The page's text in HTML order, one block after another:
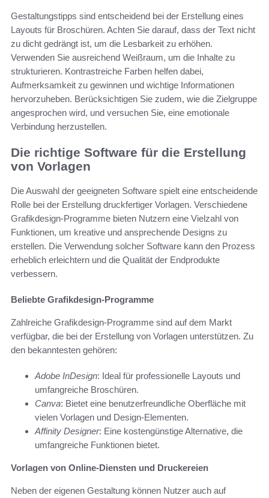
Gestaltungstipps sind entscheidend bei der Erstellung eines
Layouts für Broschüren. Achten Sie darauf, dass der Text nicht
zu dicht gedrängt ist, um die Lesbarkeit zu erhöhen.
Verwenden Sie ausreichend Weißraum, um die Inhalte zu
strukturieren. Kontrastreiche Farben helfen dabei,
Aufmerksamkeit zu gewinnen und wichtige Informationen
hervorzuheben. Berücksichtigen Sie zudem, wie die Zielgruppe
angesprochen wird, und versuchen Sie, eine emotionale
Verbindung herzustellen.
Die richtige Software für die Erstellung
von Vorlagen
Die Auswahl der geeigneten Software spielt eine entscheidende
Rolle bei der Erstellung druckfertiger Vorlagen. Verschiedene
Grafikdesign-Programme bieten Nutzern eine Vielzahl von
Funktionen, um kreative und ansprechende Designs zu
erstellen. Die Verwendung solcher Software kann den Prozess
erheblich erleichtern und die Qualität der Endprodukte
verbessern.
Beliebte Grafikdesign-Programme
Zahlreiche Grafikdesign-Programme sind auf dem Markt
verfügbar, die bei der Erstellung von Vorlagen unterstützen. Zu
den bekanntesten gehören:
Adobe InDesign: Ideal für professionelle Layouts und
umfangreiche Broschüren.
Canva: Bietet eine benutzerfreundliche Oberfläche mit
vielen Vorlagen und Design-Elementen.
Affinity Designer: Eine kostengünstige Alternative, die
umfangreiche Funktionen bietet.
Vorlagen von Online-Diensten und Druckereien
Neben der eigenen Gestaltung können Nutzer auch auf